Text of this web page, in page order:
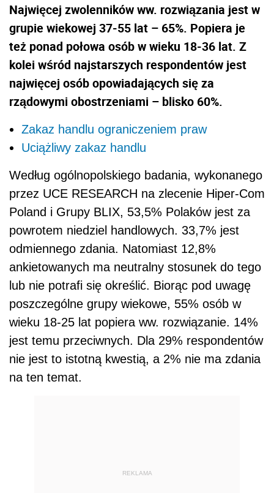
Najwięcej zwolenników ww. rozwiązania jest w
grupie wiekowej 37-55 lat – 65%. Popiera je
też ponad połowa osób w wieku 18-36 lat. Z
kolei wśród najstarszych respondentów jest
najwięcej osób opowiadających się za
rządowymi obostrzeniami – blisko 60%.
Zakaz handlu ograniczeniem praw
Uciążliwy zakaz handlu
Według ogólnopolskiego badania, wykonanego
przez UCE RESEARCH na zlecenie Hiper-Com
Poland i Grupy BLIX, 53,5% Polaków jest za
powrotem niedziel handlowych. 33,7% jest
odmiennego zdania. Natomiast 12,8%
ankietowanych ma neutralny stosunek do tego
lub nie potrafi się określić. Biorąc pod uwagę
poszczególne grupy wiekowe, 55% osób w
wieku 18-25 lat popiera ww. rozwiązanie. 14%
jest temu przeciwnych. Dla 29% respondentów
nie jest to istotną kwestią, a 2% nie ma zdania
na ten temat.
REKLAMA